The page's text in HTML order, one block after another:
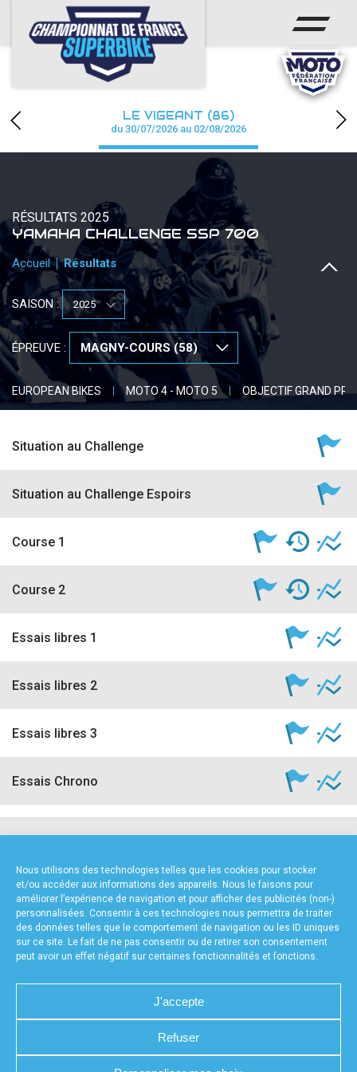
Nous utilisons des technologies telles que les cookies pour stocker
et/ou accéder aux informations des appareils. Nous le faisons pour
améliorer l’expérience de navigation et pour afficher des publicités (non-)
personnalisées. Consentir à ces technologies nous permettra de traiter
des données telles que le comportement de navigation ou les ID uniques
sur ce site. Le fait de ne pas consentir ou de retirer son consentement
peut avoir un effet négatif sur certaines fonctionnalités et fonctions.
J'accepte
Refuser
ACCUEIL
CHAMPIONNAT
CALENDRIER
PHOTOS / WEB TV
PARTENAIRES
PRESSE
PRESSE
accéder à la billetterie
LE VIGEANT (86)
du 30/07/2026 au 02/08/2026
RÉSULTATS 2025
YAMAHA CHALLENGE SSP 700
Accueil Résultats
SAISON :
ÉPREUVE :
EUROPEAN BIKES MOTO 4 - MOTO 5 OBJECTIF GRAND PRIX
Situation au Challenge
Situation au Challenge Espoirs
Course 1
Course 2
Essais libres 1
Essais libres 2
Essais libres 3
Essais Chrono